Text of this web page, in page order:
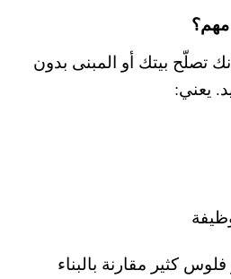
تصلّح بيتك أو المبنى بدون
يعني:
كثير مقارنة بالبناء